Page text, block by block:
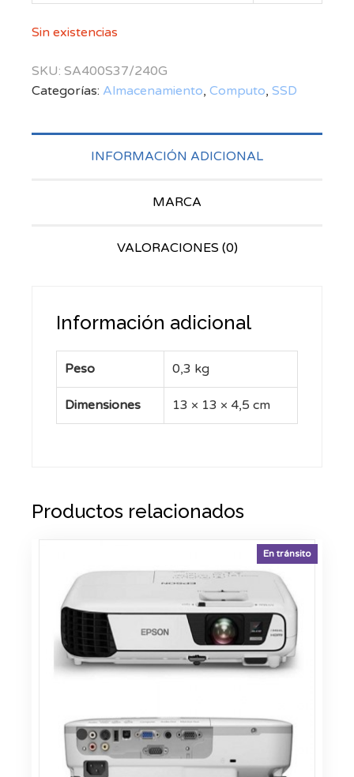
Sin existencias
SKU: SA400S37/240G
Categorías: Almacenamiento, Computo, SSD
INFORMACIÓN ADICIONAL
MARCA
VALORACIONES (0)
Información adicional
Peso 0,3 kg
Dimensiones 13 × 13 × 4,5 cm
Productos relacionados
En tránsito